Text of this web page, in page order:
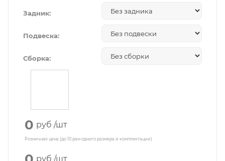
Задник:
Подвеска:
Сборка:
0 руб /шт
Розничная цена (до 10 рам одного размера и комплектации)
руб /шт